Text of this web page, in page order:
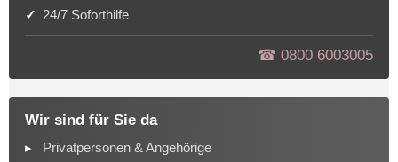
24/7 Soforthilfe
☎︎ 0800 6003005
Wir sind für Sie da
Privatpersonen & Angehörige